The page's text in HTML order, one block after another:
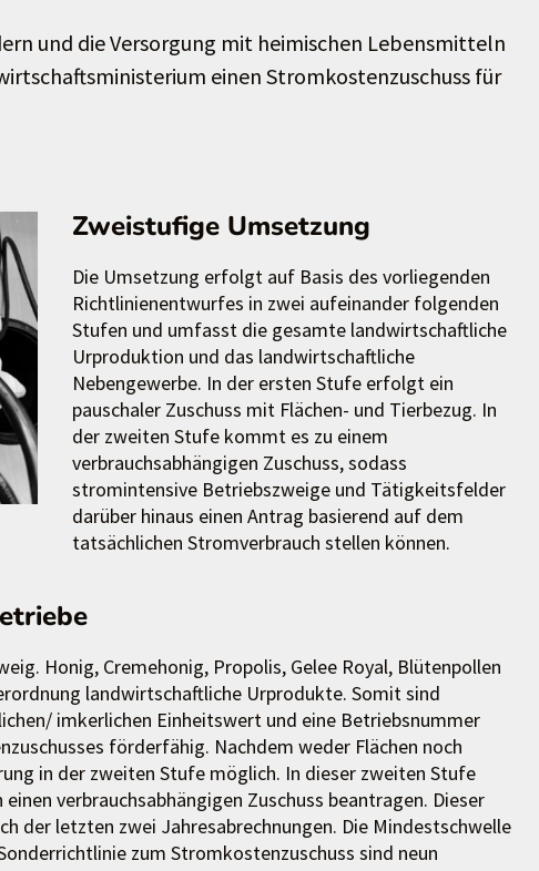
und die Versorgung mit heimischen Lebensmitteln
einen Stromkostenzuschuss für
Zweistufige Umsetzung
Die Umsetzung erfolgt auf Basis des vorliegenden
Richtlinienentwurfes in zwei aufeinander folgenden
Stufen und umfasst die gesamte landwirtschaftliche
Urproduktion und das landwirtschaftliche
Nebengewerbe. In der ersten Stufe erfolgt ein
pauschaler Zuschuss mit Flächen- und Tierbezug. In
der zweiten Stufe kommt es zu einem
verbrauchsabhängigen Zuschuss, sodass
stromintensive Betriebszweige und Tätigkeitsfelder
darüber hinaus einen Antrag basierend auf dem
tatsächlichen Stromverbrauch stellen können.
Honig, Cremehonig, Propolis, Gelee Royal, Blütenpollen
landwirtschaftliche Urprodukte. Somit sind
imkerlichen Einheitswert und eine Betriebsnummer
förderfähig. Nachdem weder Flächen noch
in der zweiten Stufe möglich. In dieser zweiten Stufe
verbrauchsabhängigen Zuschuss beantragen. Dieser
der letzten zwei Jahresabrechnungen. Die Mindestschwelle
zum Stromkostenzuschuss sind neun